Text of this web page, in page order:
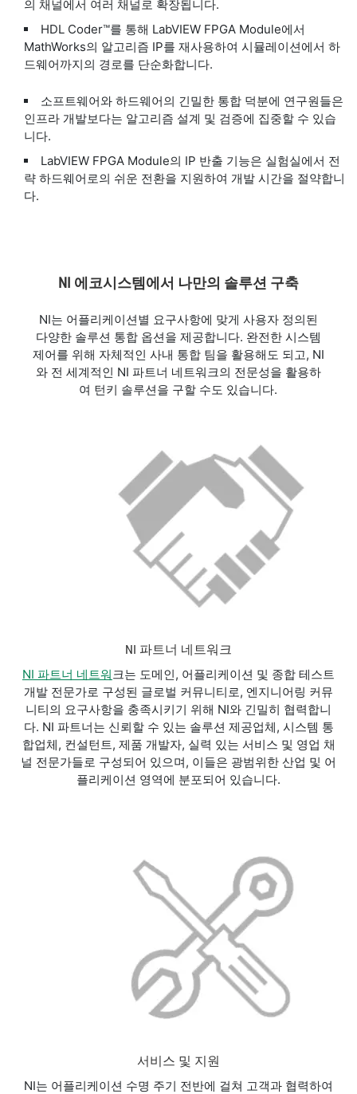
의 채널에서 여러 채널로 확장됩니다.
HDL Coder™를 통해 LabVIEW FPGA Module에서
MathWorks의 알고리즘 IP를 재사용하여 시뮬레이션에서 하
드웨어까지의 경로를 단순화합니다.
소프트웨어와 하드웨어의 긴밀한 통합 덕분에 연구원들은
인프라 개발보다는 알고리즘 설계 및 검증에 집중할 수 있습
니다.
LabVIEW FPGA Module의 IP 반출 기능은 실험실에서 전
략 하드웨어로의 쉬운 전환을 지원하여 개발 시간을 절약합니
다.
NI 에코시스템에서 나만의 솔루션 구축
NI는 어플리케이션별 요구사항에 맞게 사용자 정의된
다양한 솔루션 통합 옵션을 제공합니다. 완전한 시스템
제어를 위해 자체적인 사내 통합 팀을 활용해도 되고, NI
와 전 세계적인 NI 파트너 네트워크의 전문성을 활용하
여 턴키 솔루션을 구할 수도 있습니다.
NI 파트너 네트워크
NI 파트너 네트워 크는 도메인, 어플리케이션 및 종합 테스트
개발 전문가로 구성된 글로벌 커뮤니티로, 엔지니어링 커뮤
니티의 요구사항을 충족시키기 위해 NI와 긴밀히 협력합니
다. NI 파트너는 신뢰할 수 있는 솔루션 제공업체, 시스템 통
합업체, 컨설턴트, 제품 개발자, 실력 있는 서비스 및 영업 채
널 전문가들로 구성되어 있으며, 이들은 광범위한 산업 및 어
플리케이션 영역에 분포되어 있습니다.
서비스 및 지원
NI는 어플리케이션 수명 주기 전반에 걸쳐 고객과 협력하여